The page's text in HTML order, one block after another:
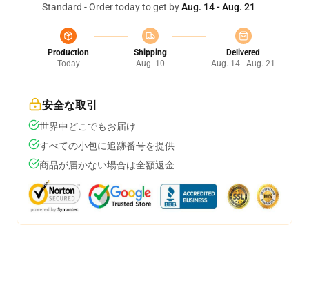
Standard - Order today to get byAug. 14 - Aug. 21
Production
Today
Shipping
Aug. 10
Delivered
Aug. 14 - Aug. 21
安全な取引
世界中どこでもお届け
すべての小包に追跡番号を提供
商品が届かない場合は全額返金